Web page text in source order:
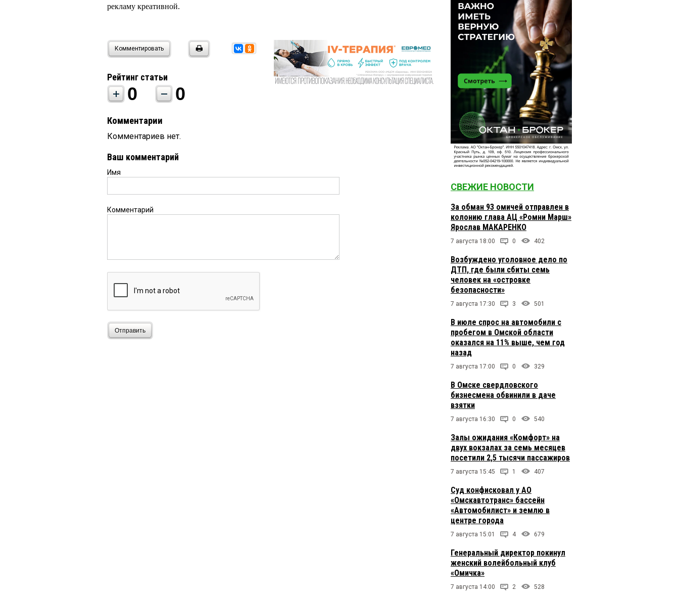
рекламу креативной.
Комментировать
Рейтинг статьи
0 0
Комментарии
Комментариев нет.
Ваш комментарий
Имя
Комментарий
Отправить
СВЕЖИЕ НОВОСТИ
За обман 93 омичей отправлен в
колонию глава АЦ «Ромни Марш»
Ярослав МАКАРЕНКО
7 августа 18:00 0 402
Возбуждено уголовное дело по
ДТП, где были сбиты семь
человек на «островке
безопасности»
7 августа 17:30 3 501
В июле спрос на автомобили с
пробегом в Омской области
оказался на 11% выше, чем год
назад
7 августа 17:00 0 329
В Омске свердловского
бизнесмена обвинили в даче
взятки
7 августа 16:30 0 540
Залы ожидания «Комфорт» на
двух вокзалах за семь месяцев
посетили 2,5 тысячи пассажиров
7 августа 15:45 1 407
Суд конфисковал у АО
«Омскавтотранс» бассейн
«Автомобилист» и землю в
центре города
7 августа 15:01 4 679
Генеральный директор покинул
женский волейбольный клуб
«Омичка»
7 августа 14:00 2 528